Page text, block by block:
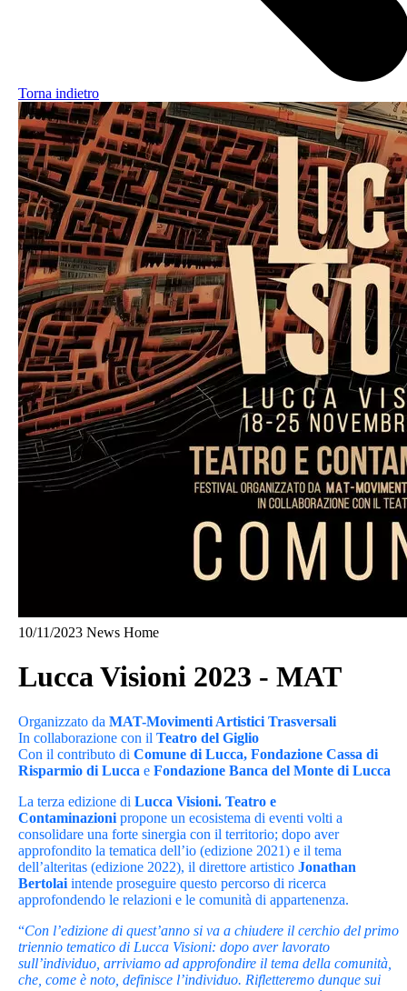
Torna indietro
10/11/2023 News Home
Lucca Visioni 2023 - MAT
Organizzato da MAT-Movimenti Artistici Trasversali
In collaborazione con il Teatro del Giglio
Con il contributo di Comune di Lucca, Fondazione Cassa di
Risparmio di Lucca e Fondazione Banca del Monte di Lucca
La terza edizione di Lucca Visioni. Teatro e
Contaminazioni propone un ecosistema di eventi volti a
consolidare una forte sinergia con il territorio; dopo aver
approfondito la tematica dell’io (edizione 2021) e il tema
dell’alteritas (edizione 2022), il direttore artistico Jonathan
Bertolai intende proseguire questo percorso di ricerca
approfondendo le relazioni e le comunità di appartenenza.
“Con l’edizione di quest’anno si va a chiudere il cerchio del primo
triennio tematico di Lucca Visioni: dopo aver lavorato
sull’individuo, arriviamo ad approfondire il tema della comunità,
che, come è noto, definisce l’individuo. Rifletteremo dunque sui